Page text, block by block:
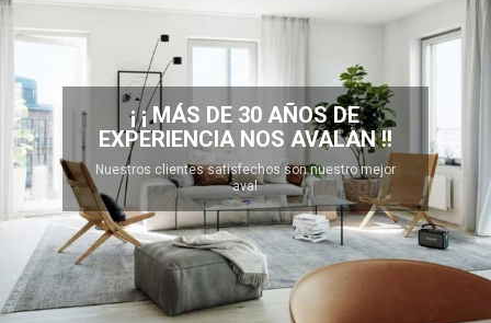
¡ ¡ MÁS DE 30 AÑOS DE
EXPERIENCIA NOS AVALAN !!
Nuestros clientes satisfechos son nuestro mejor
aval